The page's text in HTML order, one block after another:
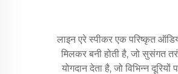
लाइन एरे स्पीकर एक परिष्कृत
मिलकर बनी होती है, जो सुसंगत
योगदान देता है, जो विभिन्न